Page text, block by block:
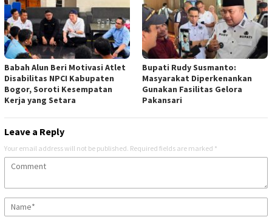
Babah Alun Beri Motivasi Atlet
Disabilitas NPCI Kabupaten
Bogor, Soroti Kesempatan
Kerja yang Setara
Bupati Rudy Susmanto:
Masyarakat Diperkenankan
Gunakan Fasilitas Gelora
Pakansari
Leave a Reply
Your email address will not be published. Required fields are marked *